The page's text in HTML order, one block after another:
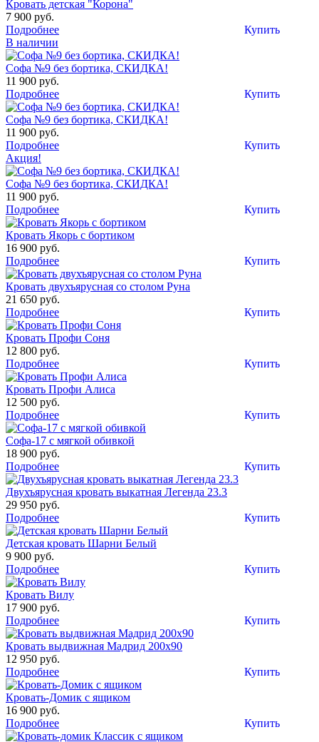
Кровать детская "Корона"
7 900 руб.
Купить
Подробнее
В наличии
Софа №9 без бортика, СКИДКА!
11 900 руб.
Купить
Подробнее
Софа №9 без бортика, СКИДКА!
11 900 руб.
Купить
Подробнее
Акция!
Софа №9 без бортика, СКИДКА!
11 900 руб.
Купить
Подробнее
Кровать Якорь c бортиком
16 900 руб.
Купить
Подробнее
Кровать двухъярусная со столом Руна
21 650 руб.
Купить
Подробнее
Кровать Профи Соня
12 800 руб.
Купить
Подробнее
Кровать Профи Алиса
12 500 руб.
Купить
Подробнее
Софа-17 с мягкой обивкой
18 900 руб.
Купить
Подробнее
Двухъярусная кровать выкатная Легенда 23.3
29 950 руб.
Купить
Подробнее
Детская кровать Шарни Белый
9 900 руб.
Купить
Подробнее
Кровать Вилу
17 900 руб.
Купить
Подробнее
Кровать выдвижная Мадрид 200х90
12 950 руб.
Купить
Подробнее
Кровать-Домик с ящиком
16 900 руб.
Купить
Подробнее